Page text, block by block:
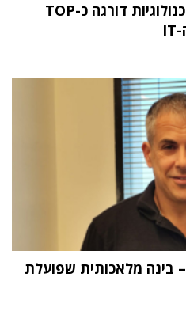
מחקר STKI השנתי: וואן טכנולוגיות דורגה כ-TOP
"העתיד הוא Physical AI – בינה מלאכותית שפועלת